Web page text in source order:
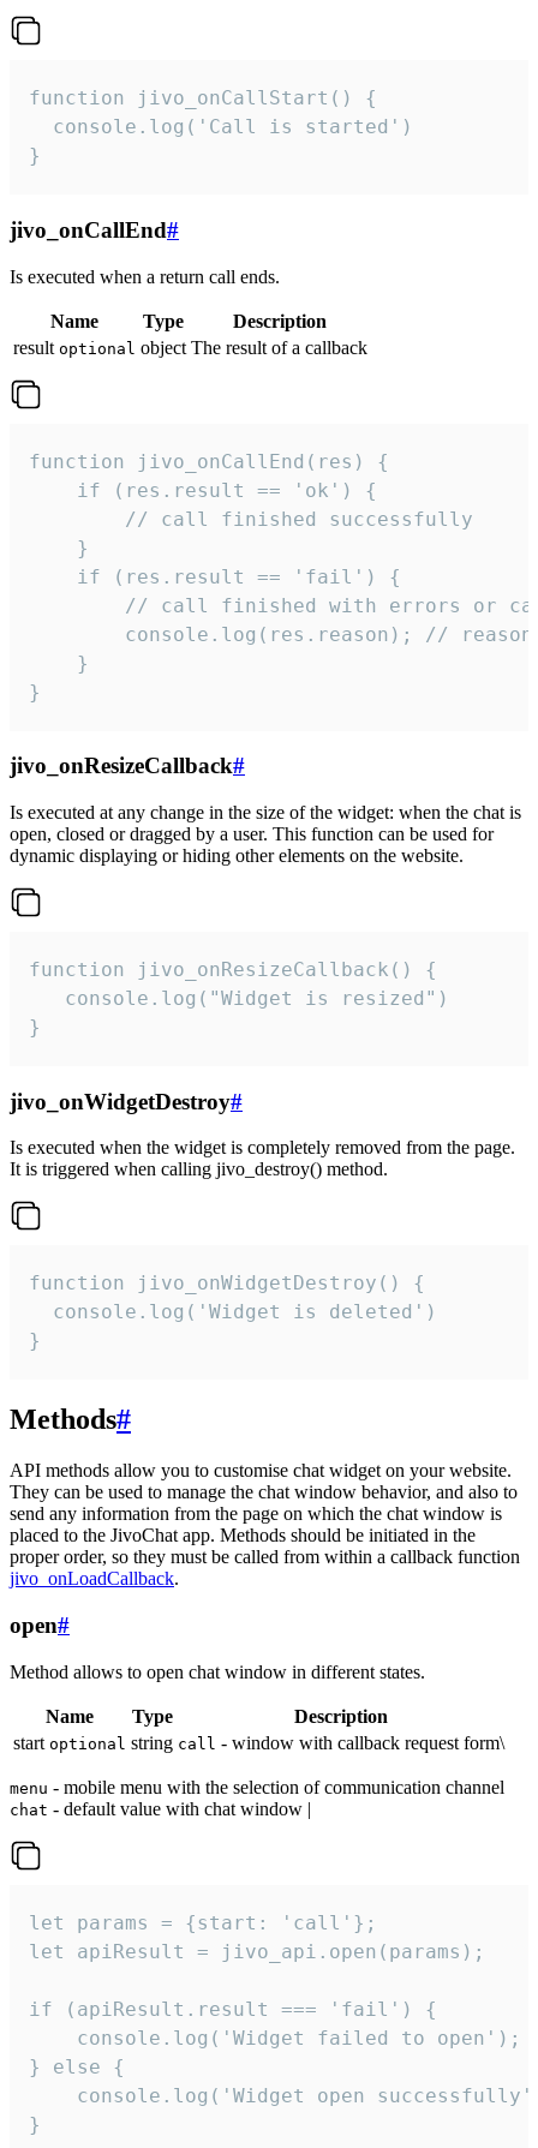
function jivo_onCallStart() {
  console.log('Call is started')
}
jivo_onCallEnd#
Is executed when a return call ends.
Name Type
Description
result optional object The result of a callback
function jivo_onCallEnd(res) {
    if (res.result == 'ok') {
        // call finished successfully
    }
    if (res.result == 'fail') {
// call finished with errors or
console.log(res.reason); //
    }
}
jivo_onResizeCallback#
Is executed at any change in the size of the widget: when the chat is
open, closed or dragged by a user. This function can be used for
dynamic displaying or hiding other elements on the website.
function jivo_onResizeCallback() {
   console.log("Widget is resized")
}
jivo_onWidgetDestroy#
Is executed when the widget is completely removed from the page.
It is triggered when calling jivo_destroy() method.
function jivo_onWidgetDestroy() {
  console.log('Widget is deleted')
}
Methods#
API methods allow you to customise chat widget on your website.
They can be used to manage the chat window behavior, and also to
send any information from the page on which the chat window is
placed to the JivoChat app. Methods should be initiated in the
proper order, so they must be called from within a callback function
jivo_onLoadCallback.
open#
Method allows to open chat window in different states.
Name Type
Description
start optional string call - window with callback request form\
menu - mobile menu with the selection of communication channel
chat - default value with chat window |
let params = {start: 'call'};
let apiResult = jivo_api.open(params);
if (apiResult.result === 'fail') {
    console.log('Widget failed to open');
} else {
console.log('Widget open
}